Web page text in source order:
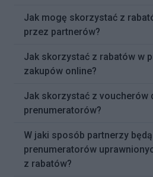
Jak mogę skorzystać z
przez partnerów?
Jak skorzystać z rabatów w
zakupów online?
Jak skorzystać z voucherów
prenumeratorów?
W jaki sposób partnerzy
prenumeratorów
z rabatów?